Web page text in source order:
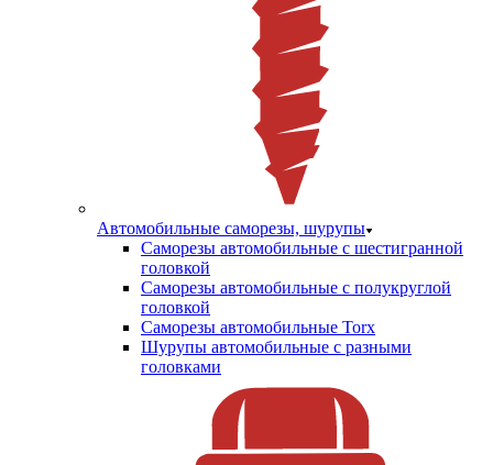
Автомобильные саморезы, шурупы
Саморезы автомобильные с шестигранной
головкой
Саморезы автомобильные с полукруглой
головкой
Саморезы автомобильные Torx
Шурупы автомобильные с разными
головками